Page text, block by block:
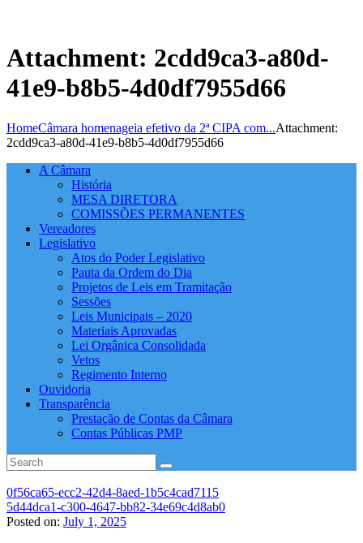
Attachment: 2cdd9ca3-a80d-
41e9-b8b5-4d0df7955d66
HomeCâmara homenageia efetivo da 2ª CIPA com...Attachment:
2cdd9ca3-a80d-41e9-b8b5-4d0df7955d66
A Câmara
História
MESA DIRETORA
COMISSÕES PERMANENTES
Vereadores
Legislativo
Atos do Poder Legislativo
Pauta da Ordem do Dia
Projetos de Leis em Tramitação
Sessões
Leis Municipais – 2020
Materiais Aprovadas
Lei Orgânica Consolidada
Vetos
Regimento Interno
Ouvidoria
Transparência
Prestação de Contas da Câmara
Contas Públicas PMP
0f56ca65-ecc2-42d4-8aed-1b5c4cad7115
5d44dca1-c300-4647-bb82-34e69c4d8ab0
Posted on: July 1, 2025